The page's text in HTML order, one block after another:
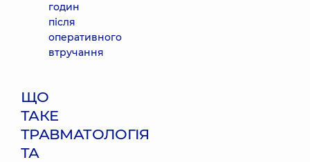
годин
після
оперативного
втручання
ЩО
ТАКЕ
ТРАВМАТОЛОГІЯ
ТА